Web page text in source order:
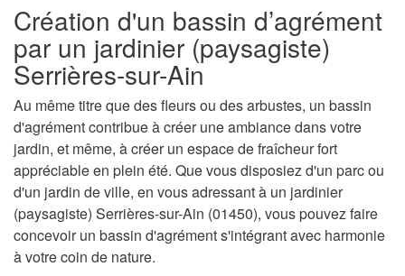
Création d'un bassin d’agrément
par un jardinier (paysagiste)
Serrières-sur-Ain
Au même titre que des fleurs ou des arbustes, un bassin
d'agrément contribue à créer une ambiance dans votre
jardin, et même, à créer un espace de fraîcheur fort
appréciable en plein été. Que vous disposiez d'un parc ou
d'un jardin de ville, en vous adressant à un jardinier
(paysagiste) Serrières-sur-Ain (01450), vous pouvez faire
concevoir un bassin d'agrément s'intégrant avec harmonie
à votre coin de nature.